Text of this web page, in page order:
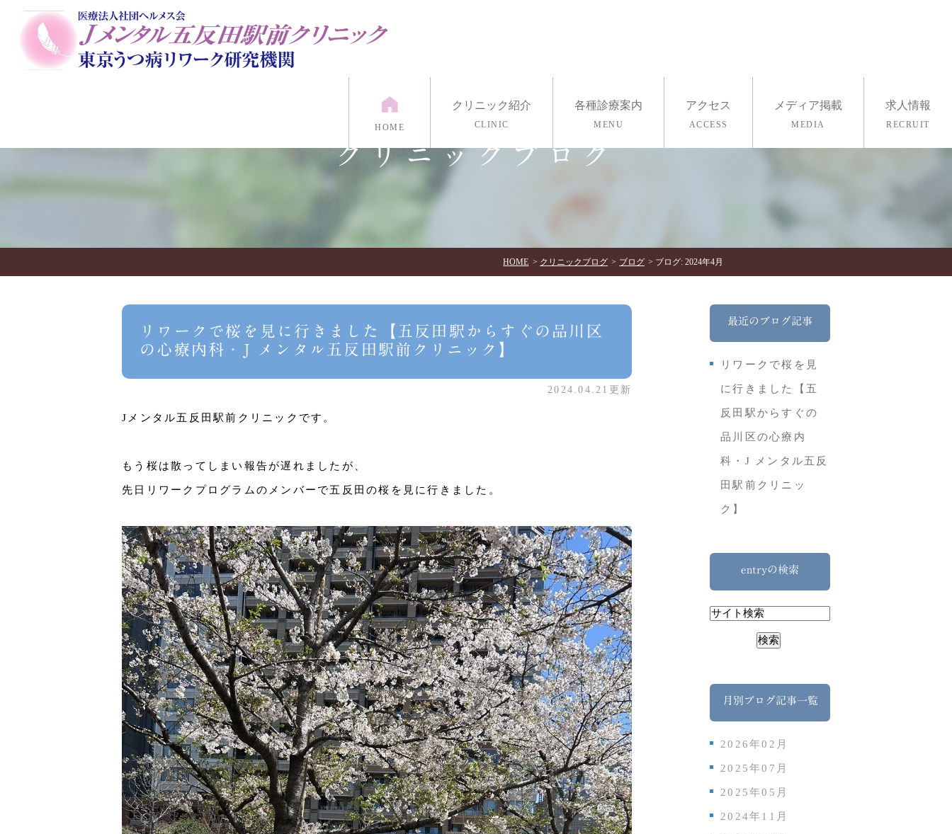
HOME
クリニック紹介
CLINIC
医院紹介 アクセス・診療時間
各種診療案内
MENU
漢方外来 発達外来 リワーク外来
アクセス
ACCESS
メディア掲載
MEDIA
求人情報
RECRUIT
クリニックブログ
HOME クリニックブログ ブログ ブログ: 2024年4月
リワークで桜を見に行きました【五反田駅からすぐの品川区
の心療内科・J メンタル五反田駅前クリニック】
2024.04.21更新
Jメンタル五反田駅前クリニックです。
もう桜は散ってしまい報告が遅れましたが、
先日リワークプログラムのメンバーで五反田の桜を見に行きました。
最近のブログ記事
リワークで桜を見
に行きました【五
反田駅からすぐの
品川区の心療内
科・J メンタル五反
田駅前クリニッ
ク】
entryの検索
月別ブログ記事一覧
2026年02月
2025年07月
2025年05月
2024年11月